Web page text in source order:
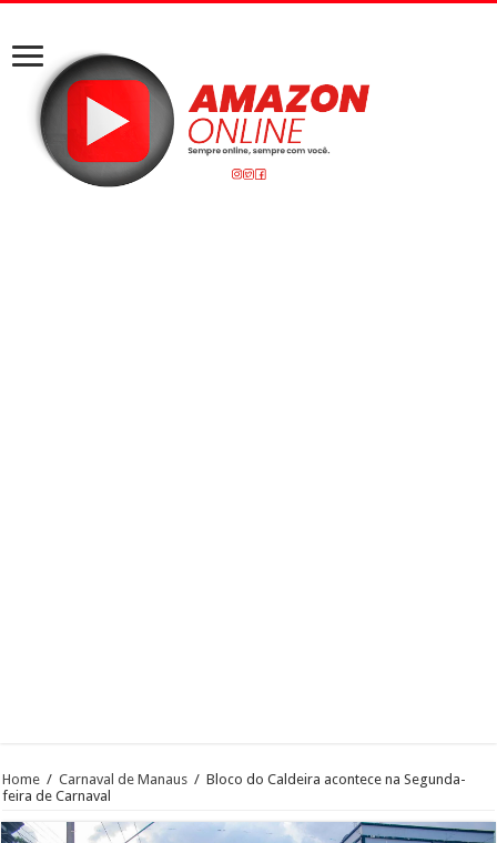
Home / Carnaval de Manaus / Bloco do Caldeira acontece na Segunda-
feira de Carnaval